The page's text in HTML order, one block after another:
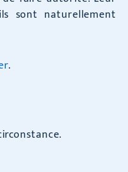
sont naturellement
.